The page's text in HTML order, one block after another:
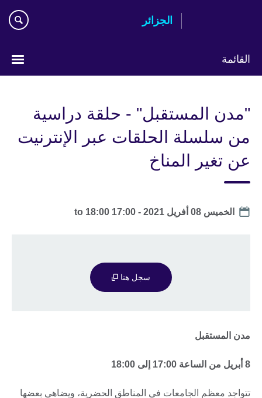
الجزائر
القائمة
language
"مدن المستقبل" - حلقة دراسية
من سلسلة الحلقات عبر الإنترنيت
عن تغير المناخ
Date
الخميس 08 أفريل 2021 - 17:00
to
18:00
سجل هنا
مدن المستقبل
8 أبريل من الساعة 17:00 إلى 18:00
تتواجد معظم الجامعات في المناطق الحضرية، ويضاهي بعضها